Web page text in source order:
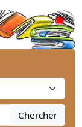
Chercher